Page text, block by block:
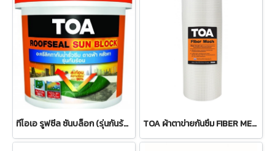
ทีโอเอ รูฟซีล ซันบล็อก (รุ่นกันร้อน) TOA ผ้าตาข่ายกันซึม FIBER MESH